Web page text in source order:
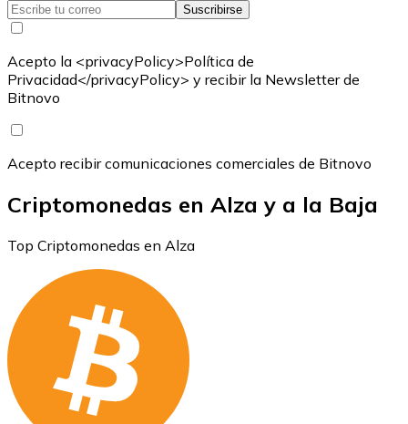
Suscribirse
Acepto la <privacyPolicy>Política de
Privacidad</privacyPolicy> y recibir la Newsletter de
Bitnovo
Acepto recibir comunicaciones comerciales de Bitnovo
Criptomonedas en Alza y a la Baja
Top Criptomonedas en Alza